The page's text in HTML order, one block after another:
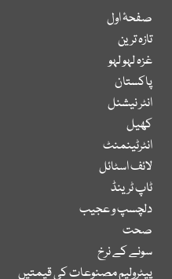
صفحۂ اول
تازہ ترین
غزہ لہو لہو
پاکستان
انٹر نیشنل
کھیل
انٹرٹینمنٹ
لائف اسٹائل
ٹاپ ٹرینڈ
دلچسپ و عجیب
صحت
سونے کے نرخ
پیٹرولیم مصنوعات کی قیمتیں